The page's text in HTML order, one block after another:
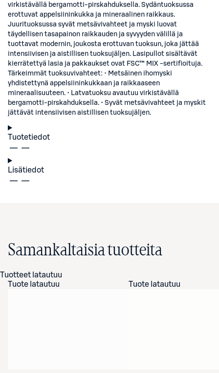
virkistävällä bergamotti-pirskahduksella. Sydäntuoksussa
erottuvat appelsiininkukka ja mineraalinen raikkaus.
Juurituoksussa syvät metsävivahteet ja myski luovat
täydellisen tasapainon raikkauden ja syvyyden välillä ja
tuottavat modernin, joukosta erottuvan tuoksun, joka jättää
intensiivisen ja aistillisen tuoksujäljen. Lasipullot sisältävät
kierrätettyä lasia ja pakkaukset ovat FSC™ MIX -sertifioituja.
Tärkeimmät tuoksuvivahteet: • Metsäinen ihomyski
yhdistettynä appelsiininkukkaan ja raikkaaseen
mineraalisuuteen. • Latvatuoksu avautuu virkistävällä
bergamotti-pirskahduksella. • Syvät metsävivahteet ja myskit
jättävät intensiivisen aistillisen tuoksujäljen.
Tuotetiedot
Lisätiedot
Samankaltaisia tuotteita
Tuotteet latautuu
Tuote latautuu
Tuote latautuu